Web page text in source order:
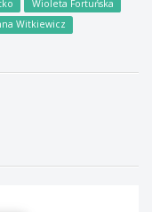
Wioleta Fortuńska
Witkiewicz